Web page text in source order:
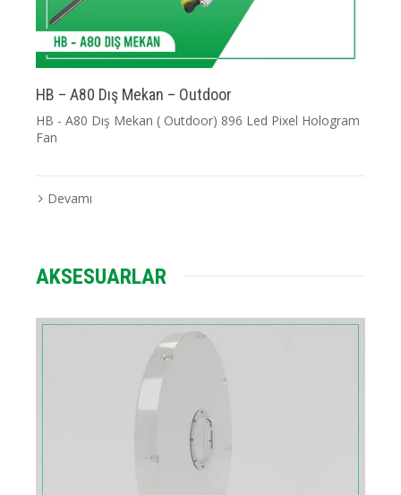
HB – A80 Dış Mekan – Outdoor
HB - A80 Dış Mekan ( Outdoor) 896 Led Pixel Hologram
Fan
Devamı
AKSESUARLAR